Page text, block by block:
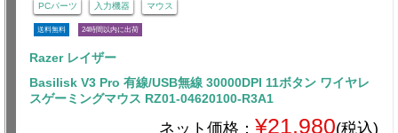
PCパーツ 入力機器 マウス
送料無料 24時間以内に出荷
Razer レイザー
Basilisk V3 Pro 有線/USB無線 30000DPI 11ボタン ワイヤレ
スゲーミングマウス RZ01-04620100-R3A1
ネット価格： ¥21,980(税込)